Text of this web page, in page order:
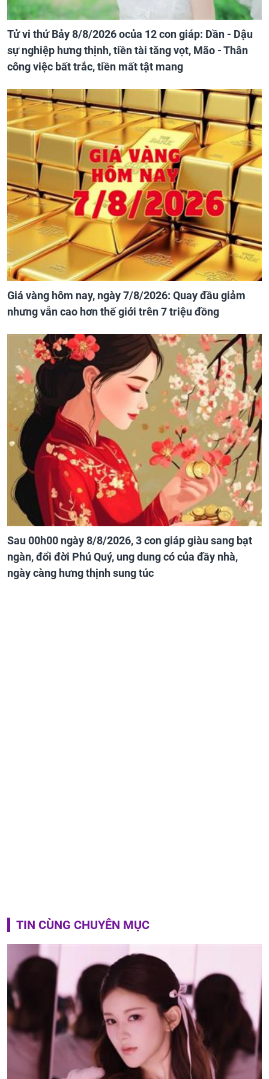
Tử vi thứ Bảy 8/8/2026 ocủa 12 con giáp: Dần - Dậu
sự nghiệp hưng thịnh, tiền tài tăng vọt, Mão - Thân
công việc bất trắc, tiền mất tật mang
Giá vàng hôm nay, ngày 7/8/2026: Quay đầu giảm
nhưng vẫn cao hơn thế giới trên 7 triệu đồng
Sau 00h00 ngày 8/8/2026, 3 con giáp giàu sang bạt
ngàn, đổi đời Phú Quý, ung dung có của đầy nhà,
ngày càng hưng thịnh sung túc
TIN CÙNG CHUYÊN MỤC